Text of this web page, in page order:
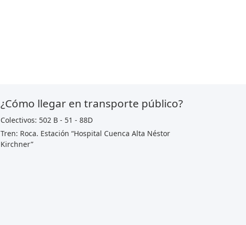
¿Cómo llegar en transporte público?
Colectivos: 502 B - 51 - 88D
Tren: Roca. Estación “Hospital Cuenca Alta Néstor
Kirchner”